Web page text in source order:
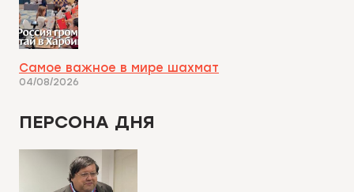
Самое важное в мире шахмат
04/08/2026
ПЕРСОНА ДНЯ